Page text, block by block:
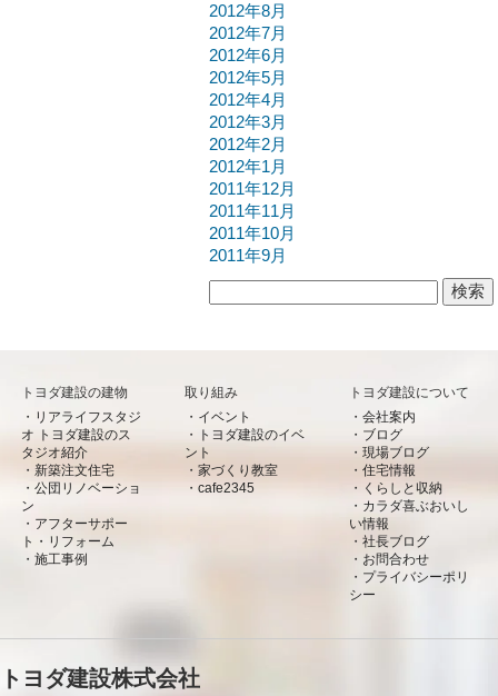
2012年8月
2012年7月
2012年6月
2012年5月
2012年4月
2012年3月
2012年2月
2012年1月
2011年12月
2011年11月
2011年10月
2011年9月
トヨダ建設の建物
リアライフスタジ
オ トヨダ建設のス
タジオ紹介
新築注文住宅
公団リノベーショ
ン
アフターサポー
ト・リフォーム
施工事例
取り組み
イベント
トヨダ建設のイベ
ント
家づくり教室
cafe2345
トヨダ建設について
会社案内
ブログ
現場ブログ
住宅情報
くらしと収納
カラダ喜ぶおいし
い情報
社長ブログ
お問合わせ
プライバシーポリ
シー
トヨダ建設株式会社